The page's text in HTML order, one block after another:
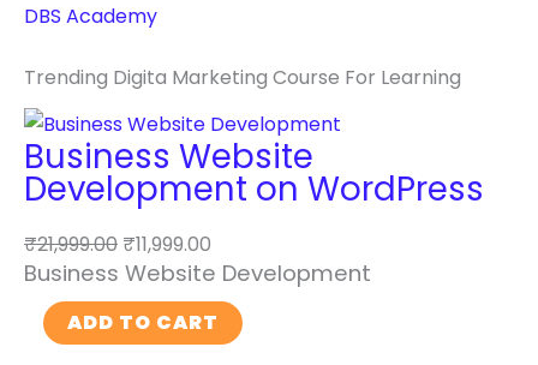
DBS Academy
Trending Digita Marketing Course For Learning
Business Website
Development on WordPress
₹21,999.00 ₹11,999.00
Business Website Development
ADD TO CART